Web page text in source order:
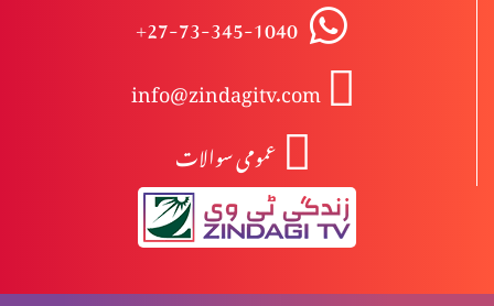
یسوع مسیح کا مرُدوں میں سے جی اٹھانا
+27-73-345-1040
info@zindagitv.com
عمومی سوالات